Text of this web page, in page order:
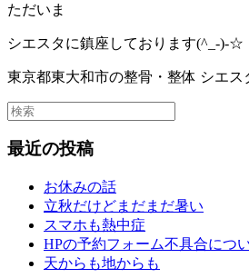
ただいま
シエスタに鎮座しております(^_-)-☆
東京都東大和市の整骨・整体 シエス
最近の投稿
お休みの話
立秋だけどまだまだ暑い
スマホも熱中症
HPの予約フォーム不具合につ
天からも地からも